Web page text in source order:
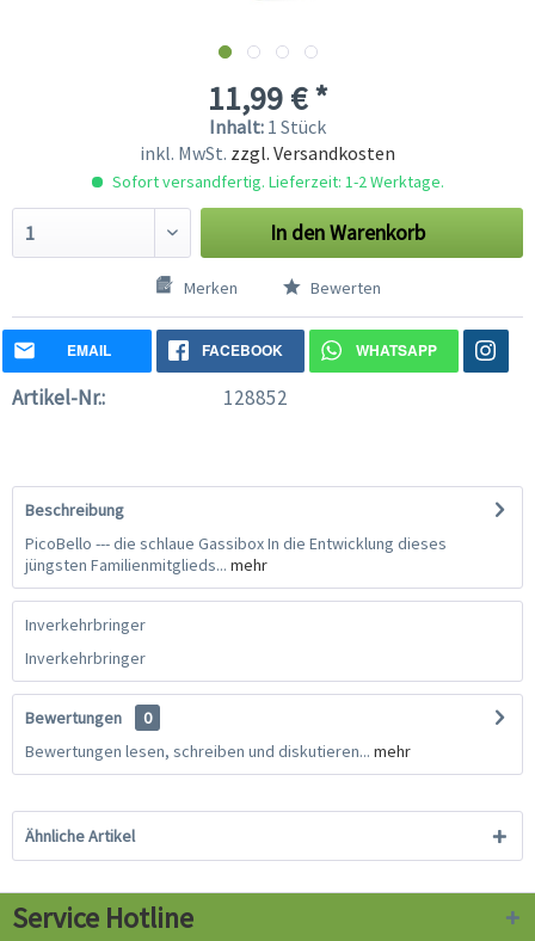
11,99 € *
Inhalt: 1 Stück
inkl. MwSt. zzgl. Versandkosten
Sofort versandfertig. Lieferzeit: 1-2 Werktage.
In denWarenkorb
Merken Bewerten
EMAIL FACEBOOK WHATSAPP
Artikel-Nr.: 128852
Beschreibung
PicoBello --- die schlaue Gassibox In die Entwicklung dieses
jüngsten Familienmitglieds... mehr
Inverkehrbringer
Inverkehrbringer
Bewertungen
0
Bewertungen lesen, schreiben und diskutieren... mehr
Ähnliche Artikel
Service Hotline